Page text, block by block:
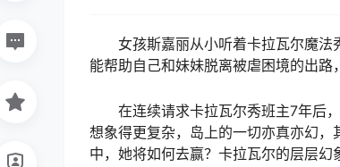
女孩斯嘉丽从小听着卡拉瓦尔魔
能帮助自己和妹妹脱离被虐困境的出
在连续请求卡拉瓦尔秀班主7年后
想象得更复杂，岛上的一切亦真亦幻
中，她将如何去赢？卡拉瓦尔的层层